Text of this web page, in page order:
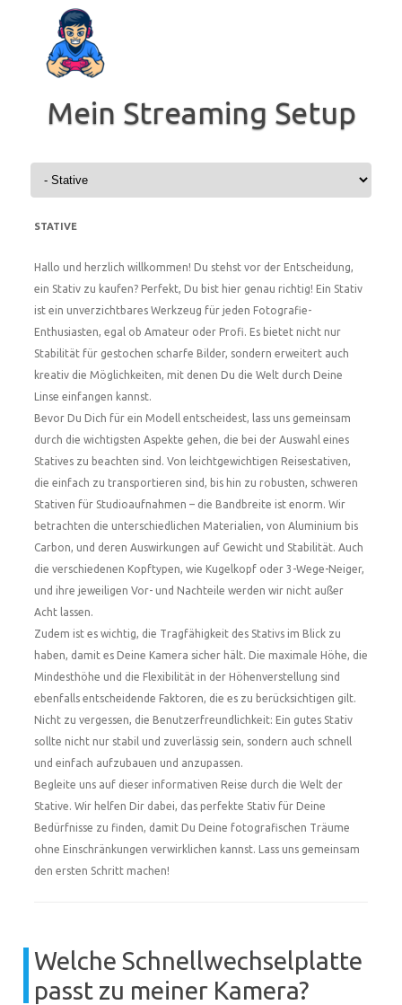
springen
Mein Streaming Setup
STATIVE
Hallo und herzlich willkommen! Du stehst vor der Entscheidung,
ein Stativ zu kaufen? Perfekt, Du bist hier genau richtig! Ein Stativ
ist ein unverzichtbares Werkzeug für jeden Fotografie-
Enthusiasten, egal ob Amateur oder Profi. Es bietet nicht nur
Stabilität für gestochen scharfe Bilder, sondern erweitert auch
kreativ die Möglichkeiten, mit denen Du die Welt durch Deine
Linse einfangen kannst.
Bevor Du Dich für ein Modell entscheidest, lass uns gemeinsam
durch die wichtigsten Aspekte gehen, die bei der Auswahl eines
Statives zu beachten sind. Von leichtgewichtigen Reisestativen,
die einfach zu transportieren sind, bis hin zu robusten, schweren
Stativen für Studioaufnahmen – die Bandbreite ist enorm. Wir
betrachten die unterschiedlichen Materialien, von Aluminium bis
Carbon, und deren Auswirkungen auf Gewicht und Stabilität. Auch
die verschiedenen Kopftypen, wie Kugelkopf oder 3-Wege-Neiger,
und ihre jeweiligen Vor- und Nachteile werden wir nicht außer
Acht lassen.
Zudem ist es wichtig, die Tragfähigkeit des Stativs im Blick zu
haben, damit es Deine Kamera sicher hält. Die maximale Höhe, die
Mindesthöhe und die Flexibilität in der Höhenverstellung sind
ebenfalls entscheidende Faktoren, die es zu berücksichtigen gilt.
Nicht zu vergessen, die Benutzerfreundlichkeit: Ein gutes Stativ
sollte nicht nur stabil und zuverlässig sein, sondern auch schnell
und einfach aufzubauen und anzupassen.
Begleite uns auf dieser informativen Reise durch die Welt der
Stative. Wir helfen Dir dabei, das perfekte Stativ für Deine
Bedürfnisse zu finden, damit Du Deine fotografischen Träume
ohne Einschränkungen verwirklichen kannst. Lass uns gemeinsam
den ersten Schritt machen!
Welche Schnellwechselplatte
passt zu meiner Kamera?